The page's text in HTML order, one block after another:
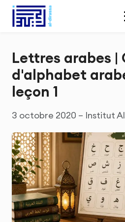
Lettres arabes |
d'alphabet
leçon 1
3 octobre 2020 – Institut